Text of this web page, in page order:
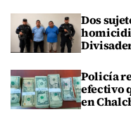
Dos
Policía
efectivo
en